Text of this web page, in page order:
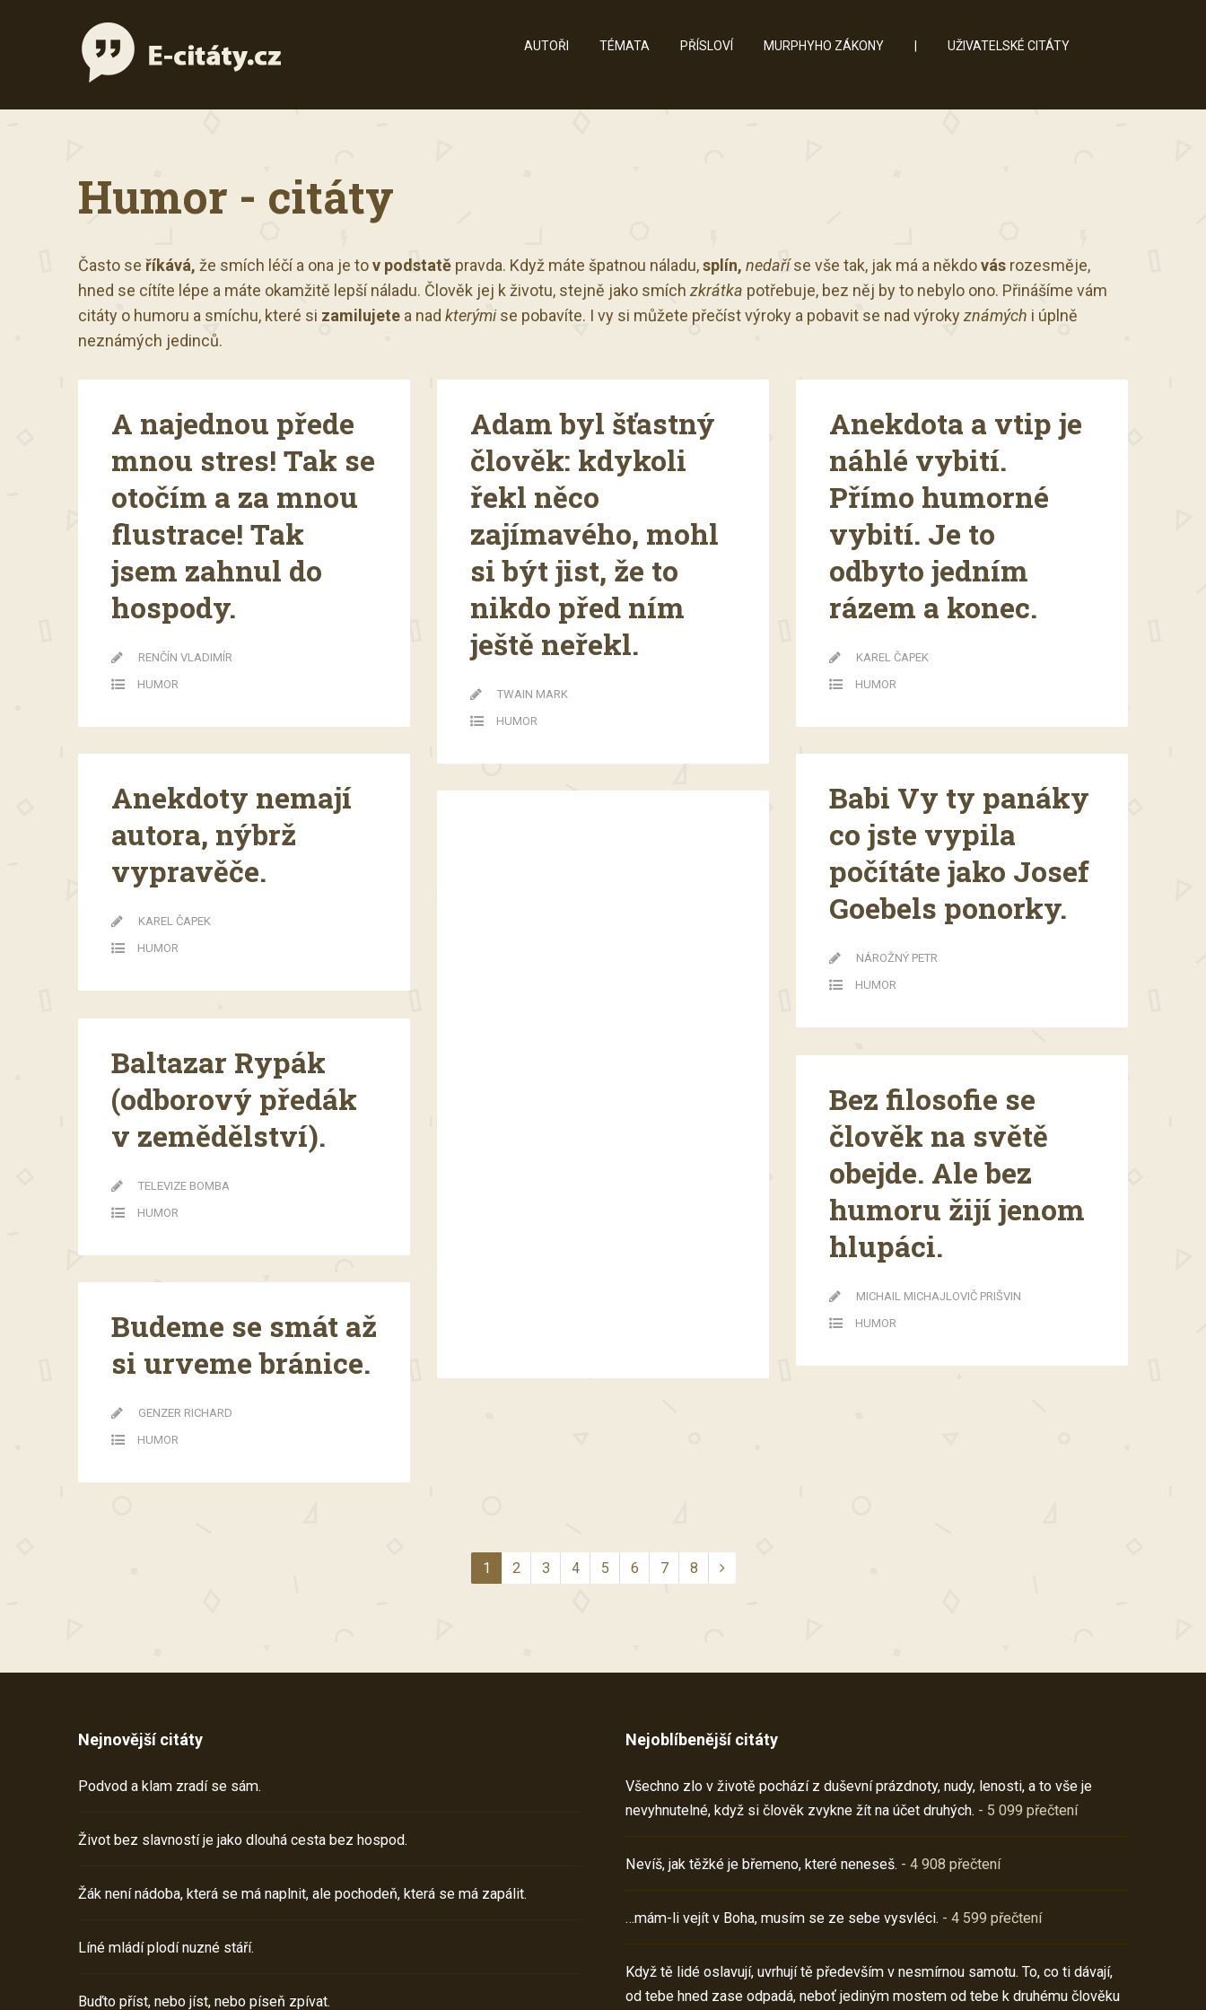
AUTOŘI TÉMATA PŘÍSLOVÍ MURPHYHO ZÁKONY UŽIVATELSKÉ CITÁTY
Humor - citáty
Často se říkává, že smích léčí a ona je tov podstatě pravda. Když máte špatnou náladu,splín, nedaříse vše tak, jak má a někdovás rozesměje,
hned se cítíte lépe a máte okamžitě lepší náladu. Člověk jej k životu, stejně jako smích zkrátka potřebuje, bez něj by to nebylo ono. Přinášíme vám
citáty o humoru a smíchu, které si zamilujete a nad kterýmise pobavíte. I vy si můžete přečíst výroky a pobavit se nad výrokyznámých i úplně
neznámých jedinců.
A najednou přede
mnou stres! Tak se
otočím a za mnou
flustrace! Tak
jsem zahnul do
hospody.
RENČÍN VLADIMÍR
HUMOR
Adam byl šťastný
člověk: kdykoli
řekl něco
zajímavého, mohl
si být jist, že to
nikdo před ním
ještě neřekl.
TWAIN MARK
HUMOR
Anekdota a vtip je
náhlé vybití.
Přímo humorné
vybití. Je to
odbyto jedním
rázem a konec.
KAREL ČAPEK
HUMOR
Anekdoty nemají
autora, nýbrž
vypravěče.
KAREL ČAPEK
HUMOR
Babi Vy ty panáky
co jste vypila
počítáte jako Josef
Goebels ponorky.
NÁROŽNÝ PETR
HUMOR
Baltazar Rypák
(odborový předák
v zemědělství).
TELEVIZE BOMBA
HUMOR
Bez filosofie se
člověk na světě
obejde. Ale bez
humoru žijí jenom
hlupáci.
MICHAIL MICHAJLOVIČ PRIŠVIN
HUMOR
Budeme se smát až
si urveme bránice.
GENZER RICHARD
HUMOR
1 2 3 4 5 6 7 8
Nejnovější citáty
Podvod a klam zradí se sám.
Život bez slavností je jako dlouhá cesta bez hospod.
Žák není nádoba, která se má naplnit, ale pochodeň, která se má zapálit.
Líné mládí plodí nuzné stáří.
Buďto příst, nebo jíst, nebo píseň zpívat.
Nejoblíbenější citáty
Všechno zlo v životě pochází z duševní prázdnoty, nudy, lenosti, a to vše je
nevyhnutelné, když si člověk zvykne žít na účet druhých. - 5 099 přečtení
Nevíš, jak těžké je břemeno, které neneseš. - 4 908 přečtení
…mám-li vejít v Boha, musím se ze sebe vysvléci. - 4 599 přečtení
Když tě lidé oslavují, uvrhují tě především v nesmírnou samotu. To, co ti dávají,
od tebe hned zase odpadá, neboť jediným mostem od tebe k druhému člověku